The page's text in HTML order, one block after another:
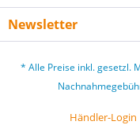
Newsletter
* Alle Preise inkl. gesetzl.
Händler-Login